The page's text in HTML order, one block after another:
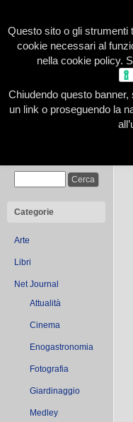
Home Presentazione
Categorie
Arte
Libri
Net Journal
Attualità
Cinema
Enogastronomia
Fotografia
Giardinaggio
Medley
Questo sito o gli strumenti
cookie necessari al
nella cookie policy.
Chiudendo questo
un link o proseguendo la